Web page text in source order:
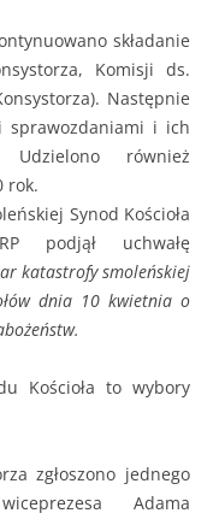
składanie
Komisji ds.
Następnie
sprawozdaniami i ich
Udzielono również
rok.
Synod Kościoła
podjął uchwałę
katastrofy smoleńskiej
dnia 10 kwietnia o
Kościoła to wybory
zgłoszono jednego
Adama